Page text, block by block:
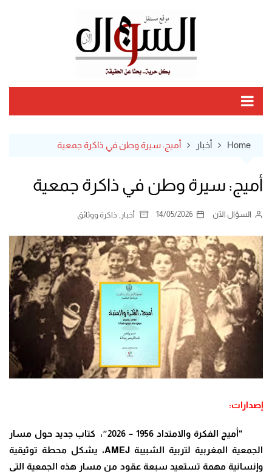
Home أخبار أميج: سيرة وطن في ذاكرة جمعية
أميج: سيرة وطن في ذاكرة جمعية
السؤال الآن 14/05/2026 أخبار ذاكرة ووثائق
إصدارات:
“أميج الفكرة والامتداد 1956 – 2026″، كتاب جديد حول مسار
الجمعية المغربية لتربية الشبيبة AMEJ، يشكل محطة توثيقية
وإنسانية مهمة تستعيد سبعة عقود من مسار هذه الجمعية التي